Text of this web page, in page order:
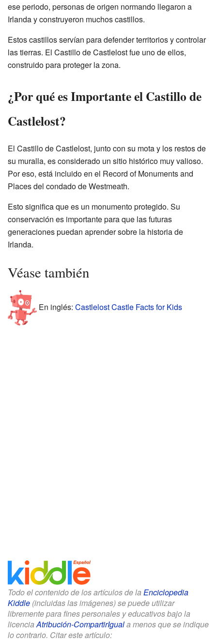
ese periodo, personas de origen normando llegaron a
Irlanda y construyeron muchos castillos.
Estos castillos servían para defender territorios y controlar
las tierras. El Castillo de Castlelost fue uno de ellos,
construido para proteger la zona.
¿Por qué es Importante el Castillo de
Castlelost?
El Castillo de Castlelost, junto con su mota y los restos de
su muralla, es considerado un sitio histórico muy valioso.
Por eso, está incluido en el Record of Monuments and
Places del condado de Westmeath.
Esto significa que es un monumento protegido. Su
conservación es importante para que las futuras
generaciones puedan aprender sobre la historia de
Irlanda.
Véase también
En inglés: Castlelost Castle Facts for Kids
Todo el contenido de los artículos de la Enciclopedia
Kiddle (incluidas las imágenes) se puede utilizar
libremente para fines personales y educativos bajo la
licenciaAtribución-CompartirIguala menos que se indique
lo contrario. Citar este artículo: